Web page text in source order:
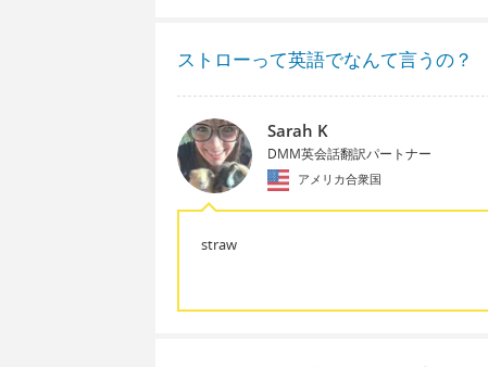
ストローって英語でなんて言うの？
Sarah K
DMM英会話翻訳パートナー
アメリカ合衆国
straw